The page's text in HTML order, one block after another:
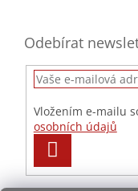
Odebírat
Vložením e-mailu
osobních údajů
SE